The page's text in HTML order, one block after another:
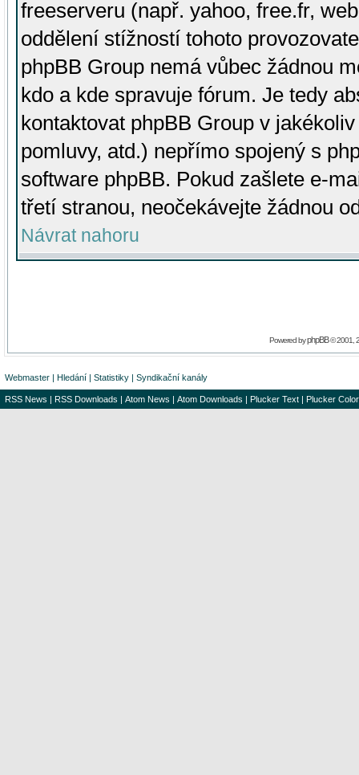
freeserveru (např. yahoo, free.fr,
oddělení stížností tohoto
phpBB Group nemá vůbec žádnou
kdo a kde spravuje fórum. Je tedy
kontaktovat phpBB Group v
pomluvy, atd.) nepřímo spojený s
software phpBB. Pokud zašlete e-
třetí stranou, neočekávejte žádnou
Návrat nahoru
Powered byphpBB© 2001,
Webmaster | Hledání | Statistiky | Syndikační kanály
RSS News | RSS Downloads | Atom News | Atom Downloads | Plucker Text | Plucker Color